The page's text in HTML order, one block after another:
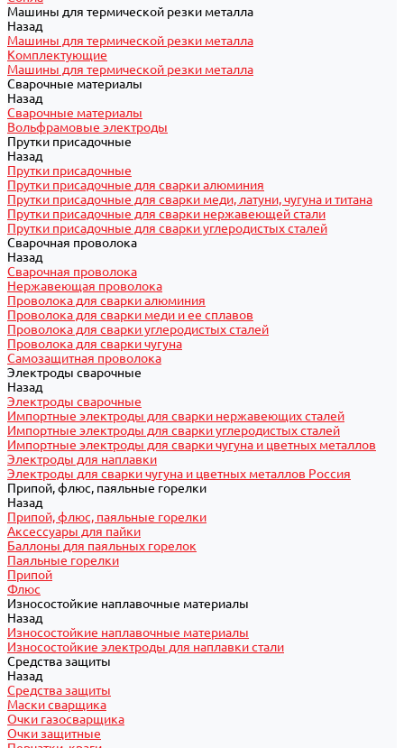
Машины для термической резки металла
Назад
Машины для термической резки металла
Комплектующие
Машины для термической резки металла
Сварочные материалы
Назад
Сварочные материалы
Вольфрамовые электроды
Прутки присадочные
Назад
Прутки присадочные
Прутки присадочные для сварки алюминия
Прутки присадочные для сварки меди, латуни, чугуна и титана
Прутки присадочные для сварки нержавеющей стали
Прутки присадочные для сварки углеродистых сталей
Сварочная проволока
Назад
Сварочная проволока
Нержавеющая проволока
Проволока для сварки алюминия
Проволока для сварки меди и ее сплавов
Проволока для сварки углеродистых сталей
Проволока для сварки чугуна
Самозащитная проволока
Электроды сварочные
Назад
Электроды сварочные
Импортные электроды для сварки нержавеющих сталей
Импортные электроды для сварки углеродистых сталей
Импортные электроды для сварки чугуна и цветных металлов
Электроды для наплавки
Электроды для сварки чугуна и цветных металлов Россия
Припой, флюс, паяльные горелки
Назад
Припой, флюс, паяльные горелки
Аксессуары для пайки
Баллоны для паяльных горелок
Паяльные горелки
Припой
Флюс
Износостойкие наплавочные материалы
Назад
Износостойкие наплавочные материалы
Износостойкие электроды для наплавки стали
Средства защиты
Назад
Средства защиты
Маски сварщика
Очки газосварщика
Очки защитные